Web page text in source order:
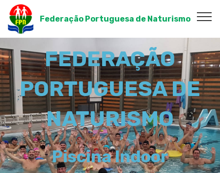
Federação Portuguesa de Naturismo
FEDERAÇÃO
PORTUGUESA DE
NATURISMO
Piscina Indoor